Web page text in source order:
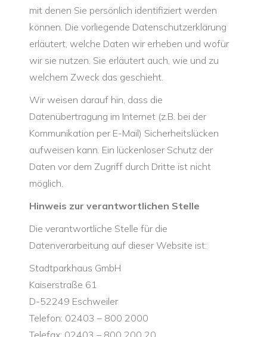
mit denen Sie persönlich identifiziert werden
können. Die vorliegende Datenschutzerklärung
erläutert, welche Daten wir erheben und wofür
wir sie nutzen. Sie erläutert auch, wie und zu
welchem Zweck das geschieht.
Wir weisen darauf hin, dass die
Datenübertragung im Internet (z.B. bei der
Kommunikation per E-Mail) Sicherheitslücken
aufweisen kann. Ein lückenloser Schutz der
Daten vor dem Zugriff durch Dritte ist nicht
möglich.
Hinweis zur verantwortlichen Stelle
Die verantwortliche Stelle für die
Datenverarbeitung auf dieser Website ist:
Stadtparkhaus GmbH
Kaiserstraße 61
D-52249 Eschweiler
Telefon: 02403 – 800 2000
Telefax: 02403 – 800 200 20